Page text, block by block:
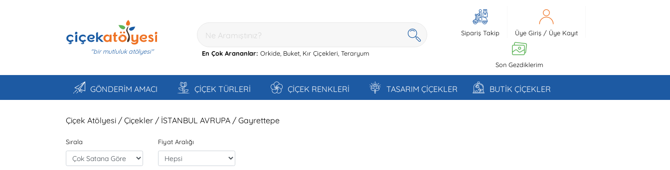
"bir mutluluk atölyesi" En Çok Arananlar: Orkide, Buket, Kır Çiçekleri, Teraryum
Sipariş Takip Üye Giriş/ Üye Kayıt
Son Gezdiklerim
GÖNDERİM AMACI ÇİÇEK TÜRLERİ ÇİÇEK RENKLERİ TASARIM ÇİÇEKLER BUTİK ÇİÇEKLER
Çiçek Atölyesi / Çiçekler / İSTANBUL AVRUPA / Gayrettepe
Sırala Fiyat Aralığı